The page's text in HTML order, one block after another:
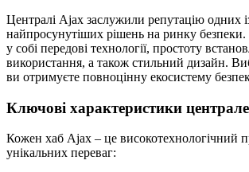
Централі Ajax заслужили репутацію одних
найпросунутіших рішень на ринку
у собі передові технології, простоту
використання, а також стильний дизайн.
ви отримуєте повноцінну екосистему
Ключові характеристики
Кожен хаб Ajax – це високотехнологічний
унікальних переваг: